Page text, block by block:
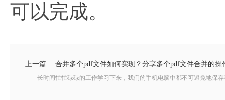
可以完成。
上一篇: 合并多个pdf文件如何实现？分享多个pdf文件合并的操
长时间忙忙碌碌的工作学习下来，我们的手机电脑中都不可避免地保存